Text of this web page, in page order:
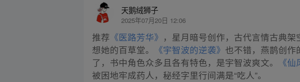
天鹅绒狮子
2025年07月20日 12:06
推荐 《医路芳华》 ，星月暗号创作，古代言情古典
想她的百草堂。
《宇智波的逆袭》 也不错，燕鹊创
了，书中角色众多且各有特色，是宇智波爽文。
《
被困地牢成药人，秘经字里行间满是“吃人”。